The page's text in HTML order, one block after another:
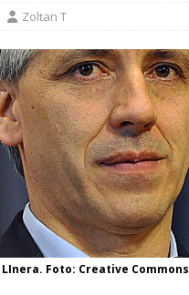
Zoltan T
Foto: Creative Commons